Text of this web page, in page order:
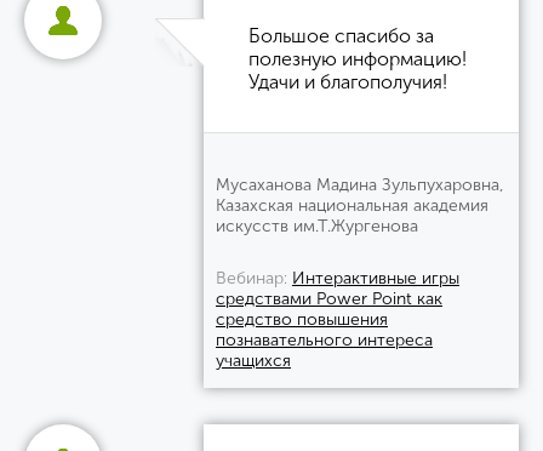
Большое спасибо за
полезную информацию!
Удачи и благополучия!
Мусаханова Мадина Зульпухаровна,
Казахская национальная академия
искусств им.Т.Жургенова
Вебинар Интерактивные игры
средствами Power Point как
средство повышения
познавательного интереса
учащихся